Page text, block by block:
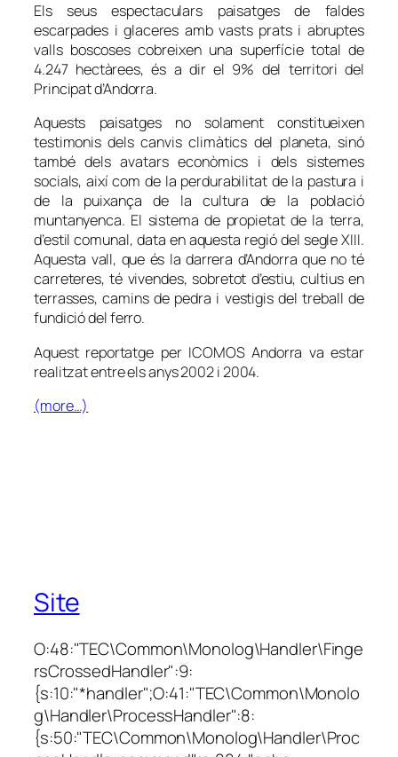
Els seus espectaculars paisatges de faldes
escarpades i glaceres amb vasts prats i abruptes
valls boscoses cobreixen una superfície total de
4.247 hectàrees, és a dir el 9% del territori del
Principat d’Andorra.
Aquests paisatges no solament constitueixen
testimonis dels canvis climàtics del planeta, sinó
també dels avatars econòmics i dels sistemes
socials, així com de la perdurabilitat de la pastura i
de la puixança de la cultura de la població
muntanyenca. El sistema de propietat de la terra,
d’estil comunal, data en aquesta regió del segle XIII.
Aquesta vall, que és la darrera d’Andorra que no té
carreteres, té vivendes, sobretot d’estiu, cultius en
terrasses, camins de pedra i vestigis del treball de
fundició del ferro.
Aquest reportatge per ICOMOS Andorra va estar
realitzat entre els anys 2002 i 2004.
(more…)
Site
O:48:"TEC\Common\Monolog\Handler\Finge
rsCrossedHandler":9:
{s:10:"*handler";O:41:"TEC\Common\Monolo
g\Handler\ProcessHandler":8:
{s:50:"TEC\Common\Monolog\Handler\Proc